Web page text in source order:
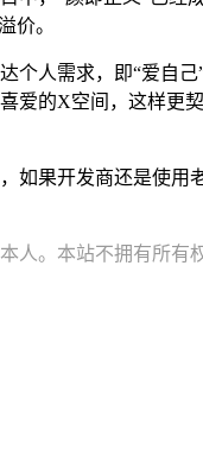
价。
人需求，即“爱自
爱的X空间，这样
如果开发商还是使
。本站不拥有所有